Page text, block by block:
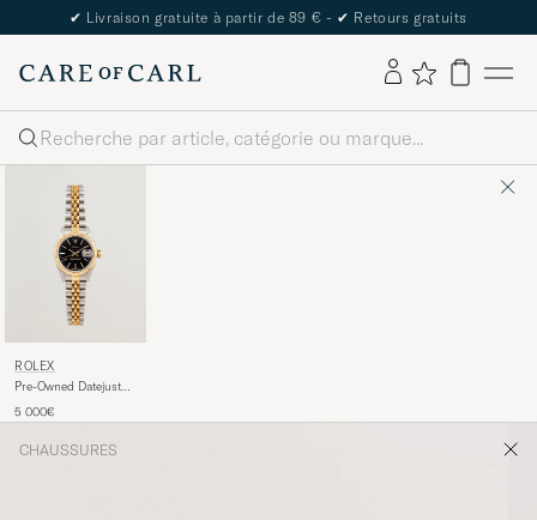
✔ Livraison gratuite à partir de 89 € - ✔ Retours gratuits
Rechercher
ROLEX
Pre-Owned Datejust
5 000€
CHAUSSURES